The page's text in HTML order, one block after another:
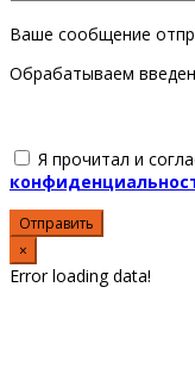
Ваше сообщение
Обрабатываем
Я прочитал и
Отправить
×
Error loading data!